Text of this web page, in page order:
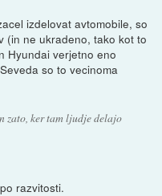
izdelovat avtomobile, so
(in ne ukradeno, tako kot to
Hyundai verjetno eno
so to vecinoma
zato, ker tam ljudje delajo
razvitosti.